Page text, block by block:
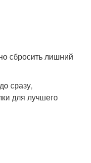
сбросить лишний
сразу,
для лучшего